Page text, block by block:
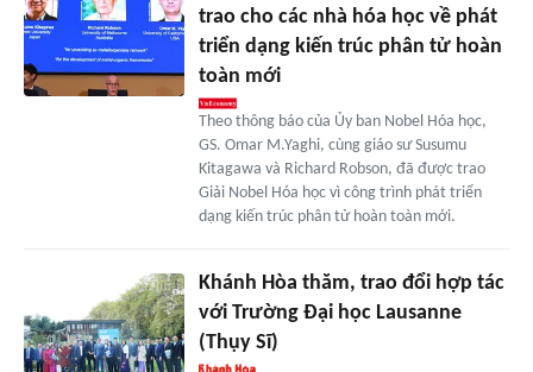
trao cho các nhà hóa học về phát
triển dạng kiến trúc phân tử hoàn
toàn mới
Theo thông báo của Ủy ban Nobel Hóa học,
GS. Omar M.Yaghi, cùng giáo sư Susumu
Kitagawa và Richard Robson, đã được trao
Giải Nobel Hóa học vì công trình phát triển
dạng kiến trúc phân tử hoàn toàn mới.
Khánh Hòa thăm, trao đổi hợp tác
với Trường Đại học Lausanne
(Thụy Sĩ)